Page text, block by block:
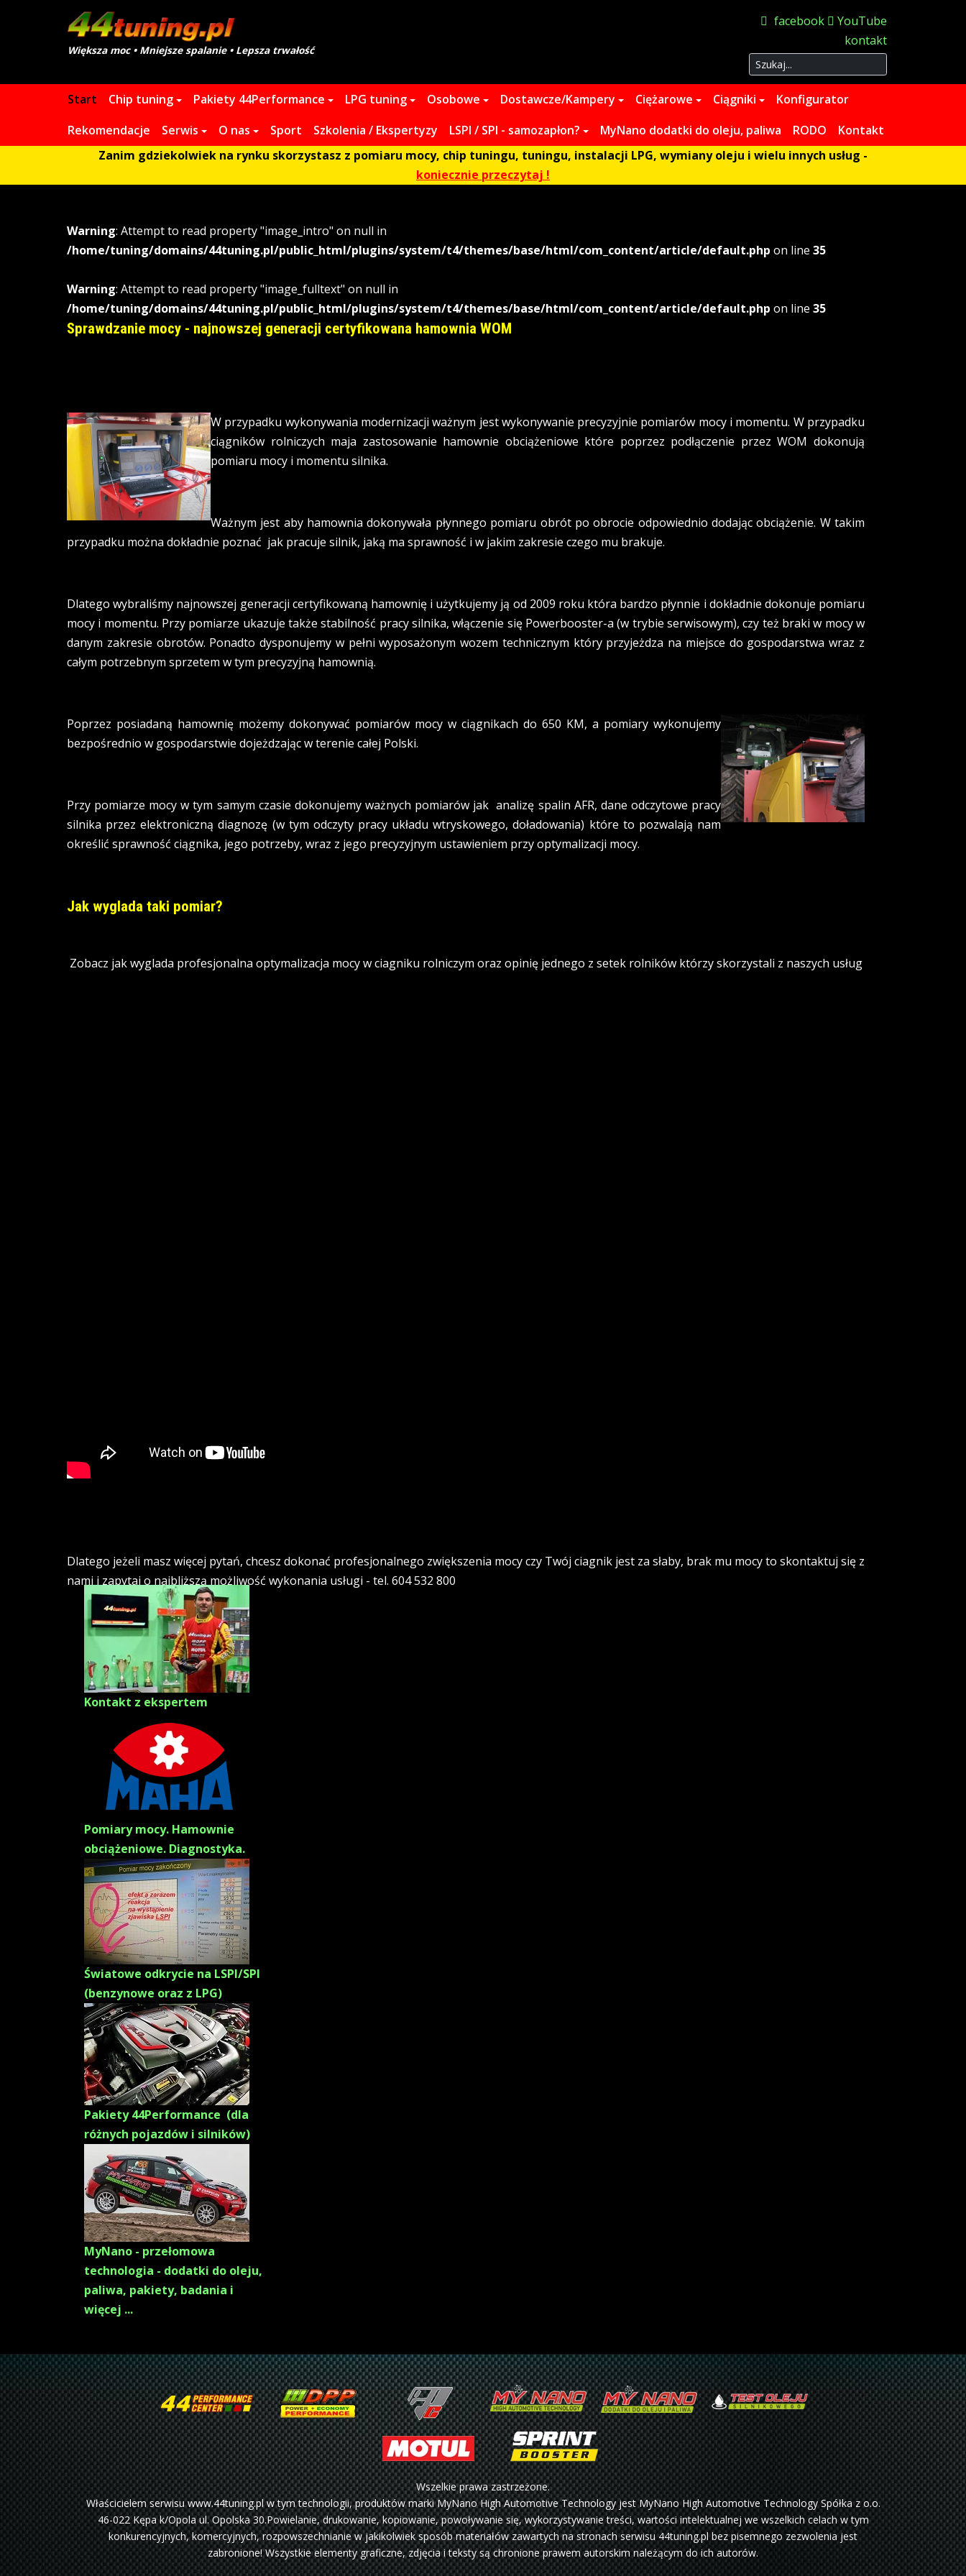
Większa moc • Mniejsze spalanie • Lepsza trwałość
facebook
YouTube
kontakt
Szukaj
Start Chip tuning Pakiety 44Performance LPG tuning Osobowe Dostawcze/Kampery Ciężarowe Ciągniki
Konfigurator
Rekomendacje
Serwis O nas Sport Szkolenia / Ekspertyzy LSPI / SPI - samozapłon? MyNano dodatki do oleju, paliwa RODO
Kontakt
Zanim gdziekolwiek na rynku skorzystasz z pomiaru mocy, chip tuningu, tuningu, instalacji LPG, wymiany oleju i wielu innych usług -
koniecznie przeczytaj !
Warning: Attempt to read property "image_intro" on null in
/home/tuning/domains/44tuning.pl/public_html/plugins/system/t4/themes/base/html/com_content/article/default.php on line 35
Warning: Attempt to read property "image_fulltext" on null in
/home/tuning/domains/44tuning.pl/public_html/plugins/system/t4/themes/base/html/com_content/article/default.php on line 35
Sprawdzanie mocy - najnowszej generacji certyfikowana hamownia WOM
W przypadku wykonywania modernizacji ważnym jest wykonywanie precyzyjnie pomiarów mocy i momentu. W przypadku
ciągników rolniczych maja zastosowanie hamownie obciążeniowe które poprzez podłączenie przez WOM dokonują
pomiaru mocy i momentu silnika.
Ważnym jest aby hamownia dokonywała płynnego pomiaru obrót po obrocie odpowiednio dodając obciążenie. W takim
przypadku można dokładnie poznać jak pracuje silnik, jaką ma sprawność i w jakim zakresie czego mu brakuje.
Dlatego wybraliśmy najnowszej generacji certyfikowaną hamownię i użytkujemy ją od 2009 roku która bardzo płynnie i dokładnie dokonuje pomiaru
mocy i momentu. Przy pomiarze ukazuje także stabilność pracy silnika, włączenie się Powerbooster-a (w trybie serwisowym), czy też braki w mocy w
danym zakresie obrotów. Ponadto dysponujemy w pełni wyposażonym wozem technicznym który przyjeżdza na miejsce do gospodarstwa wraz z
całym potrzebnym sprzetem w tym precyzyjną hamownią.
Poprzez posiadaną hamownię możemy dokonywać pomiarów mocy w ciągnikach do 650 KM, a pomiary wykonujemy
bezpośrednio w gospodarstwie dojeżdzając w terenie całej Polski.
Przy pomiarze mocy w tym samym czasie dokonujemy ważnych pomiarów jak analizę spalin AFR, dane odczytowe pracy
silnika przez elektroniczną diagnozę (w tym odczyty pracy układu wtryskowego, doładowania) które to pozwalają nam
określić sprawność ciągnika, jego potrzeby, wraz z jego precyzyjnym ustawieniem przy optymalizacji mocy.
Jak wyglada taki pomiar?
Zobacz jak wyglada profesjonalna optymalizacja mocy w ciagniku rolniczym oraz opinię jednego z setek rolników którzy skorzystali z naszych usług
Dlatego jeżeli masz więcej pytań, chcesz dokonać profesjonalnego zwiększenia mocy czy Twój ciagnik jest za słaby, brak mu mocy to skontaktuj się z
nami i zapytaj o najbliższą możliwość wykonania usługi - tel. 604 532 800
Kontakt z ekspertem
Pomiary mocy. Hamownie
obciążeniowe. Diagnostyka.
Światowe odkrycie na LSPI/SPI
(benzynowe oraz z LPG)
Pakiety 44Performance (dla
różnych pojazdów i silników)
MyNano - przełomowa
technologia - dodatki do oleju,
paliwa, pakiety, badania i
więcej ...
Wszelkie prawa zastrzeżone.
Właścicielem serwisu www.44tuning.pl w tym technologii, produktów marki MyNano High Automotive Technology jest MyNano High Automotive Technology Spółka z o.o.
46-022 Kępa k/Opola ul. Opolska 30.Powielanie, drukowanie, kopiowanie, powoływanie się, wykorzystywanie treści, wartości intelektualnej we wszelkich celach w tym
konkurencyjnych, komercyjnych, rozpowszechnianie w jakikolwiek sposób materiałów zawartych na stronach serwisu 44tuning.pl bez pisemnego zezwolenia jest
zabronione! Wszystkie elementy graficzne, zdjęcia i teksty są chronione prawem autorskim należącym do ich autorów.